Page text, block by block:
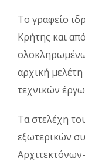
Το γραφείο
Κρήτης και
αρχική
τεχνικών
Τα στελέχη
εξωτερικών